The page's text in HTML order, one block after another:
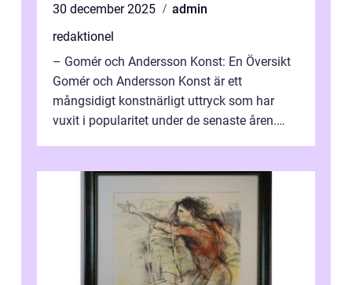
30 december 2025
admin
redaktionel
– Gomér och Andersson Konst: En Översikt
Gomér och Andersson Konst är ett
mångsidigt konstnärligt uttryck som har
vuxit i popularitet under de senaste åren.